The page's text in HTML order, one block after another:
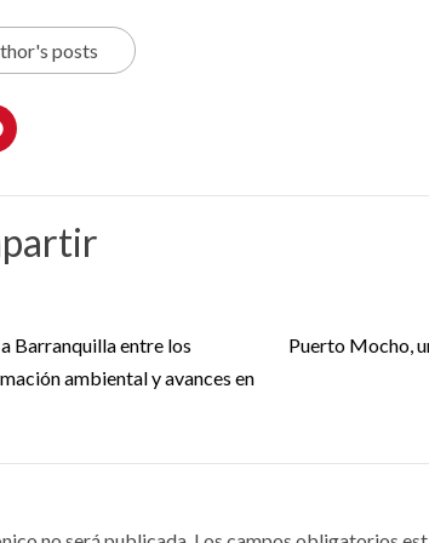
posts
Barranquilla entre los
ambiental y avances en
Puerto Mocho,